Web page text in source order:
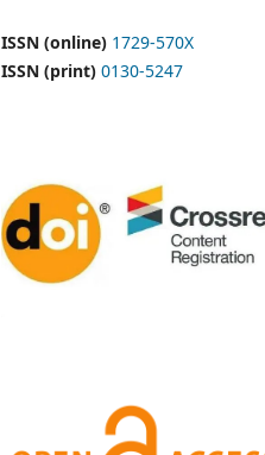
ISSN (online) 1729-570X
ISSN (print) 0130-5247